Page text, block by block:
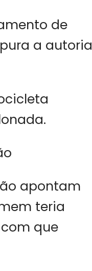
de
a autoria
apontam
teria
que